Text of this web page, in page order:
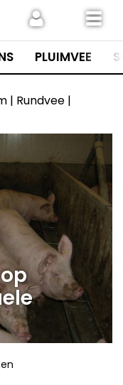
PLUIMVEE
| Rundvee |